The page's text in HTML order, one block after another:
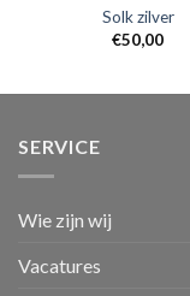
Solk zilver
€50,00
SERVICE
Wie zijn wij
Vacatures